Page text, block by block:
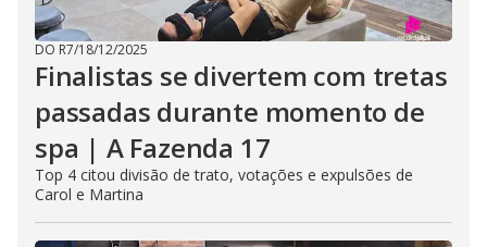
DO R7/18/12/2025
Finalistas se divertem com tretas
passadas durante momento de
spa | A Fazenda 17
Top 4 citou divisão de trato, votações e expulsões de
Carol e Martina